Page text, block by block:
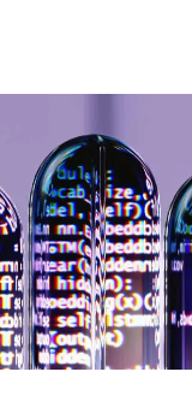
instagramm
threadstwitter-
x
rss